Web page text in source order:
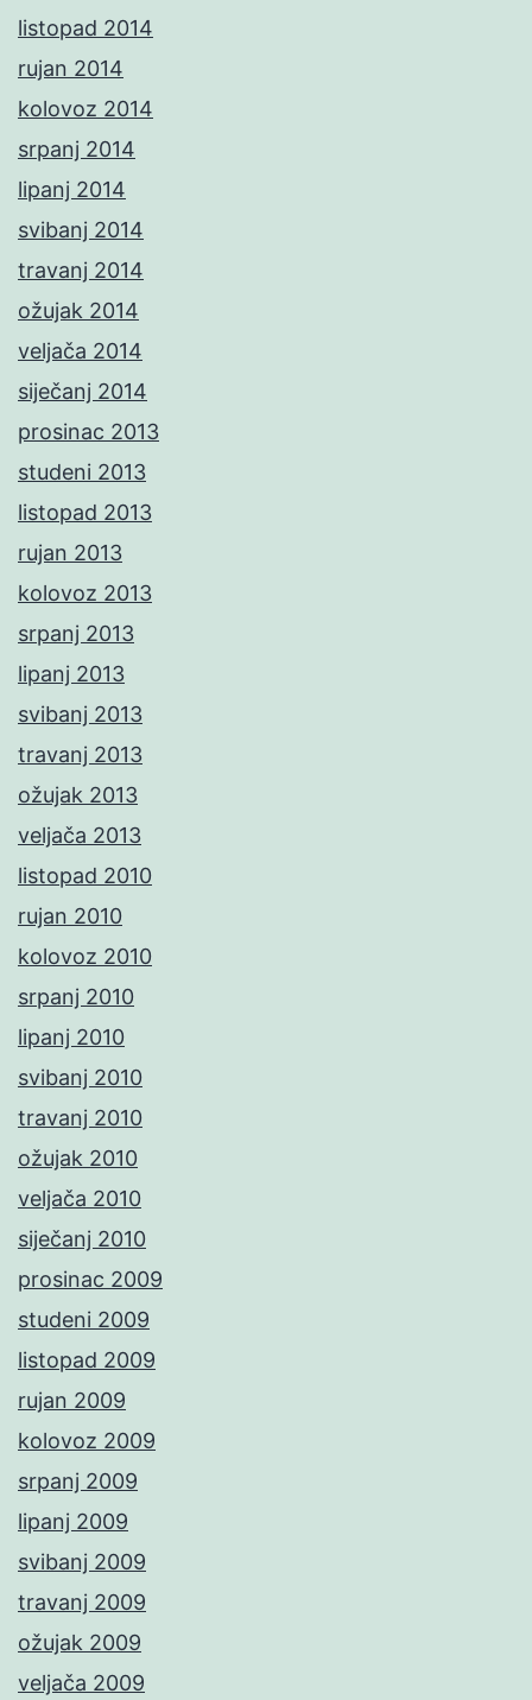
listopad 2014
rujan 2014
kolovoz 2014
srpanj 2014
lipanj 2014
svibanj 2014
travanj 2014
ožujak 2014
veljača 2014
siječanj 2014
prosinac 2013
studeni 2013
listopad 2013
rujan 2013
kolovoz 2013
srpanj 2013
lipanj 2013
svibanj 2013
travanj 2013
ožujak 2013
veljača 2013
listopad 2010
rujan 2010
kolovoz 2010
srpanj 2010
lipanj 2010
svibanj 2010
travanj 2010
ožujak 2010
veljača 2010
siječanj 2010
prosinac 2009
studeni 2009
listopad 2009
rujan 2009
kolovoz 2009
srpanj 2009
lipanj 2009
svibanj 2009
travanj 2009
ožujak 2009
veljača 2009